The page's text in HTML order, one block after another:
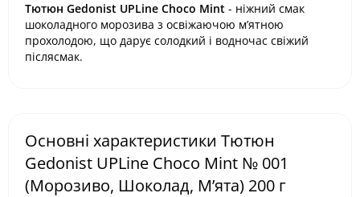
Тютюн Gedonist UPLine Choco Mint - ніжний смак
шоколадного морозива з освіжаючою м’ятною
прохолодою, що дарує солодкий і водночас свіжий
післясмак.
Основні характеристики Тютюн
Gedonist UPLine Choco Mint № 001
(Морозиво, Шоколад, М’ята) 200 г